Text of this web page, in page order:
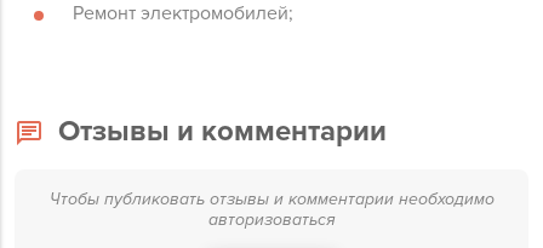
Ремонт электромобилей;
Отзывы и комментарии
Чтобы публиковать отзывы и комментарии необходимо
авторизоваться